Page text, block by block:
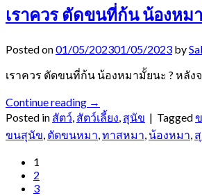
เราควร ตัดขนที่ก้น น้องหม
Posted on01/05/202301/05/2023 by
เราควร ตัดขนที่ก้น น้องหมามั้ยนะ ? หลัง
Continue reading →
Posted in สัตว์, สัตว์เลี้ยง, สุนัข | Tagged
ขนสุนัข, ตัดขนหมา,ทาสหมา, น้องหมา,
1
2
3